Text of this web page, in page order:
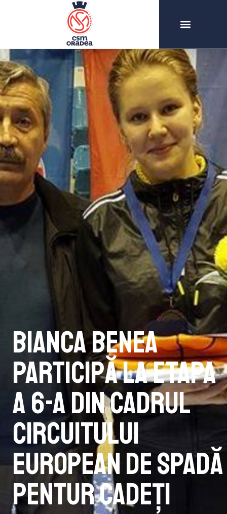
Bianca Benea
participă la etapa
a 6-a din cadrul
Circuitului
European de spadă
pentur cadeți